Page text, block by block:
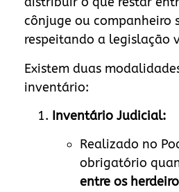
cônjuge ou companheiro
respeitando a legislação
Existem duas
inventário:
Inventário Judicial:
Realizado no
obrigatório
entre os